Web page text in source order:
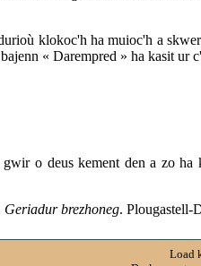
klokoc'h ha muioc'h a
« Darempred » ha kasit ur
o deus kement den a zo
Geriadur brezhoneg. Plougastell-
Load